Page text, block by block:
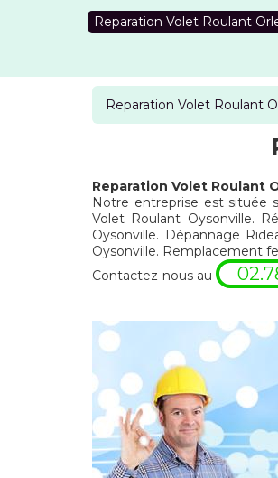
Reparation Volet Roulant
Reparation Volet Roulant
Reparation Volet Roulant
Notre entreprise est située
Volet Roulant Oysonville.
Oysonville. Dépannage
Oysonville. Remplacement
Contactez-nous au